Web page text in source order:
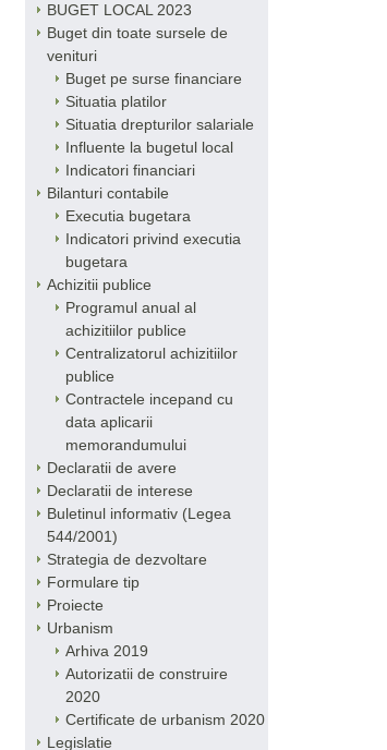
BUGET LOCAL 2023
Buget din toate sursele de
venituri
Buget pe surse financiare
Situatia platilor
Situatia drepturilor salariale
Influente la bugetul local
Indicatori financiari
Bilanturi contabile
Executia bugetara
Indicatori privind executia
bugetara
Achizitii publice
Programul anual al
achizitiilor publice
Centralizatorul achizitiilor
publice
Contractele incepand cu
data aplicarii
memorandumului
Declaratii de avere
Declaratii de interese
Buletinul informativ (Legea
544/2001)
Strategia de dezvoltare
Formulare tip
Proiecte
Urbanism
Arhiva 2019
Autorizatii de construire
2020
Certificate de urbanism 2020
Legislatie